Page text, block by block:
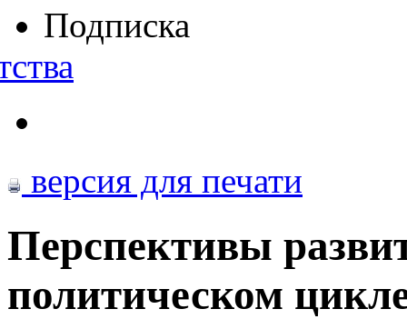
Подписка
версия для печати
Перспективы
политическом